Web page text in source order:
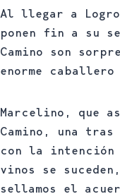
Al llegar a
ponen fin a su
Camino son
enorme
Marcelino, que
Camino, una
con la intención
vinos se
sellamos el